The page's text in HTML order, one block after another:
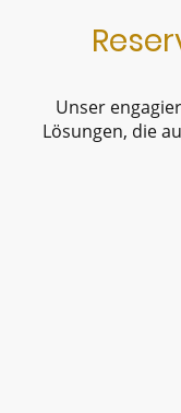
Unser
Lösungen, die